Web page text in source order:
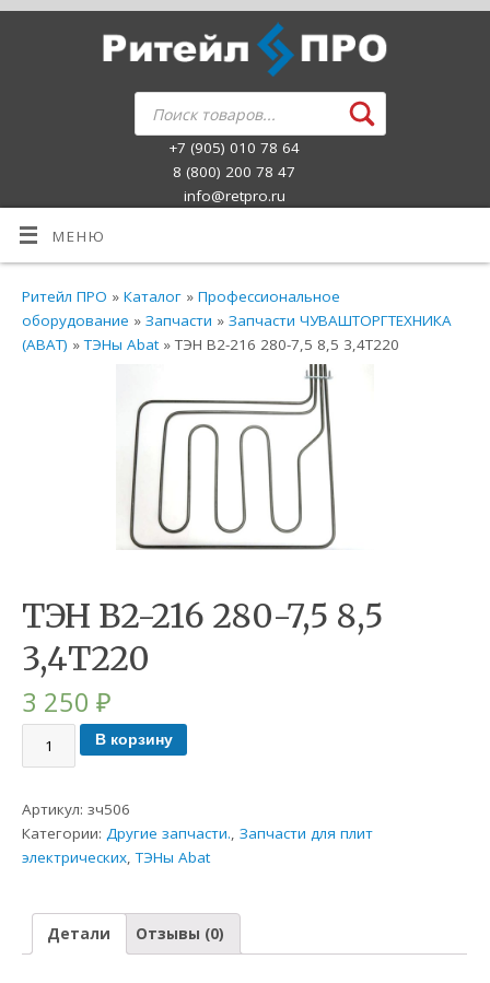
+7 (905) 010 78 64
8 (800) 200 78 47
info@retpro.ru
МЕНЮ
Ритейл ПРО »Каталог »Профессиональное
оборудование »Запчасти »Запчасти ЧУВАШТОРГТЕХНИКА
(ABAT) »ТЭНы Abat» ТЭН В2-216 280-7,5 8,5 3,4Т220
ТЭН В2-216 280-7,5 8,5
3,4Т220
3 250₽
В корзину
Артикул:зч506
Категории: Другие запчасти. ,Запчасти для плит
электрических ,ТЭНы Abat
Детали Отзывы (0)